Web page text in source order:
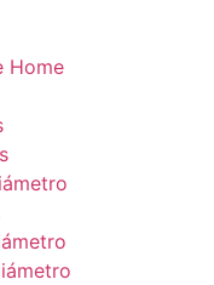
Home